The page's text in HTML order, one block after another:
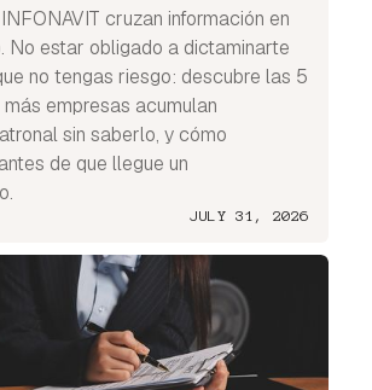
cruzan información en
No estar obligado a dictaminarte
no tengas riesgo: descubre las 5
empresas acumulan
sin saberlo, y cómo
de que llegue un
JULY 31, 2026